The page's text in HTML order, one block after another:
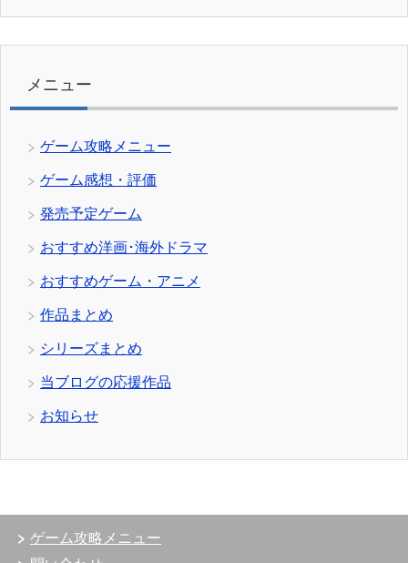
リ
メニュー
ゲーム攻略メニュー
ゲーム感想・評価
発売予定ゲーム
おすすめ洋画･海外ドラマ
おすすめゲーム・アニメ
作品まとめ
シリーズまとめ
当ブログの応援作品
お知らせ
ゲーム攻略メニュー